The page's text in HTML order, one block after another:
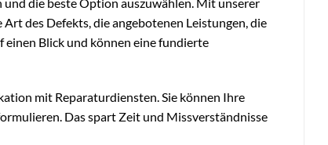
des Defekts, die angebotenen Leistungen, die
einen Blick und können eine fundierte
mit Reparaturdiensten. Sie können Ihre
Das spart Zeit und Missverständnisse